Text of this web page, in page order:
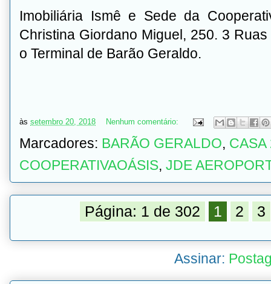
Imobiliária Ismê e Sede da
Christina Giordano Miguel, 250. 3
o Terminal de Barão Geraldo.
às setembro 20, 2018 Nenhum comentário:
Marcadores: BARÃO GERALDO, CASA
COOPERATIVAOÁSIS, JDE
Página: 1 de 302 1 2 3
Assinar: